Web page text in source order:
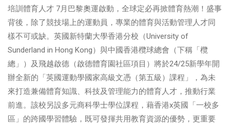
培訓體育人才 7月巴黎奧運啟動，全球定必再掀體育熱潮！盛事
背後，除了競技場上的運動員，專業的體育與活動管理人才同
樣不可或缺。英國新特蘭大學香港分校（University of
Sunderland in Hong Kong）與中國香港欖球總會（下稱「欖
總」）及飛越啟德（啟德體育園社區項目）將於24/25新學年開
辦全新的「英國運動學國家高級文憑（第五級）課程」，為未
來打造兼備體育知識、科技及管理能力的體育人才，推動行業
前進。該校另設多元商科學士學位課程，藉香港x英國「一校多
區」的跨國學習體驗，既可發揮共用教育資源的優勢，更重要